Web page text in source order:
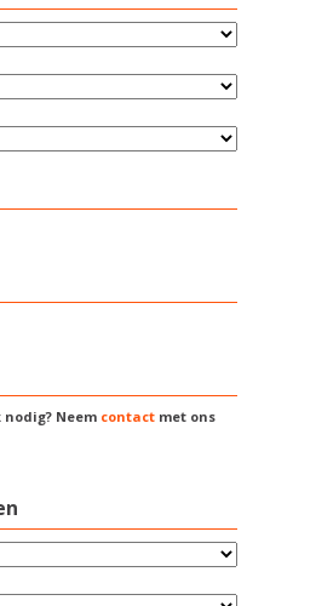
Neem contact met ons